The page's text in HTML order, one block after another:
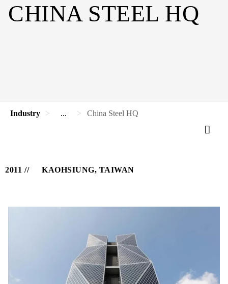
CHINA STEEL HQ
Industry ... China Steel HQ
2011 KAOHSIUNG, TAIWAN